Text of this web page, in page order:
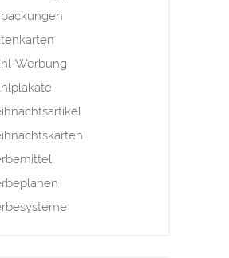
Werbung